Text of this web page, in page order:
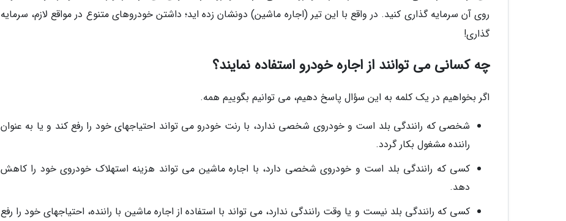
روی آن سرمایه گذاری کنید. در واقع با این تیر (اجاره ماشین) دونشان زده اید؛ داشتن خودروهای متنوع در مواقع لازم، سرمایه
گذاری!
چه کسانی می توانند از اجاره خودرو استفاده نمایند؟
اگر بخواهیم در یک کلمه به این سؤال پاسخ دهیم، می توانیم بگوییم همه.
شخصی که رانندگی بلد است و خودروی شخصی ندارد، با رنت خودرو می تواند احتیاجهای خود را رفع کند و یا به عنوان
راننده مشغول بکار گردد.
کسی که رانندگی بلد است و خودروی شخصی دارد، با اجاره ماشین می تواند هزینه استهلاک خودروی خود را کاهش
دهد.
کسی که رانندگی بلد نیست و یا وقت رانندگی ندارد، می تواند با استفاده از اجاره ماشین با راننده، احتیاجهای خود را رفع